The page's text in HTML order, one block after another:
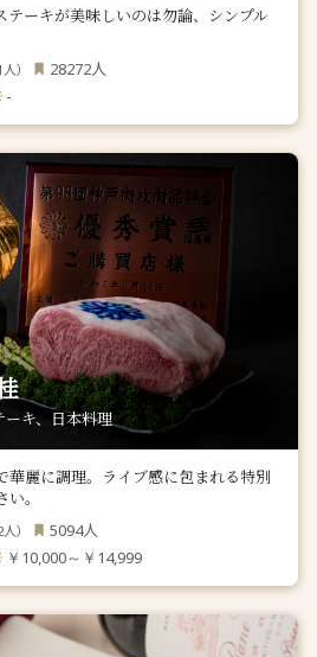
テーキが美味しいのは勿論、シンプル
人） 28272人
-
キ、日本料理
華麗に調理。ライブ感に包まれる特別
。
人） 5094人
￥10,000～￥14,999